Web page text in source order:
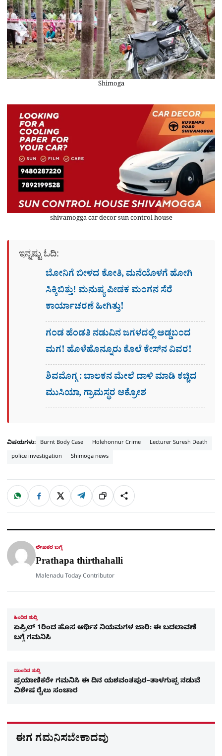
Shimoga
shivamogga car decor sun control house
ಇನ್ನಷ್ಟು ಓದಿ:
ಬೋನಿಗೆ ಬೀಳದ ಕೋತಿ, ಮನೆಯೊಳಗೆ ಹೋಗಿ
ಸಿಕ್ಕಿಬಿತ್ತು! ಮನುಷ್ಯ ಪೀಡಕ ಮಂಗನ ಸೆರೆ
ಕಾರ್ಯಾಚರಣೆ ಹೀಗಿತ್ತು!
ಗಂಡ ಹೆಂಡತಿ ನಡುವಿನ ಜಗಳದಲ್ಲಿ ಅಡ್ಡಬಂದ
ಮಗ! ಹೊಳೆಹೊನ್ನೂರು ಕೊಲೆ ಕೇಸ್​ನ ವಿವರ!
ಶಿವಮೊಗ್ಗ : ಬಾಲಕನ ಮೇಲೆ ದಾಳಿ ಮಾಡಿ ಕಚ್ಚಿದ
ಮುಸಿಯಾ, ಗ್ರಾಮಸ್ಥರ ಆಕ್ರೋಶ
ವಿಷಯಗಳು: Burnt Body Case Holehonnur Crime
Lecturer Suresh Death
police investigation
Shimoga news
ಹಂಚಿಕೊಳ್ಳಿ
W
a
t
p
F
c
e
o
X T
l
e
a
ಲಿಂ
ಕ್
S
h
a
ಲೇಖಕರ ಬಗ್ಗೆ
Prathapa thirthahalli
Malenadu Today Contributor
ಹಿಂದಿನ ಸುದ್ದಿ
ಏಪ್ರಿಲ್ 1ರಿಂದ ಹೊಸ ಆರ್ಥಿಕ ನಿಯಮಗಳ ಜಾರಿ: ಈ ಬದಲಾವಣೆ
ಬಗ್ಗೆ ಗಮನಿಸಿ
ಮುಂದಿನ ಸುದ್ದಿ
ಪ್ರಯಾಣಿಕರೇ ಗಮನಿಸಿ ಈ ದಿನ ಯಶವಂತಪುರ–ತಾಳಗುಪ್ಪ ನಡುವೆ
ವಿಶೇಷ ರೈಲು ಸಂಚಾರ
ಈಗ ಗಮನಿಸಬೇಕಾದವು